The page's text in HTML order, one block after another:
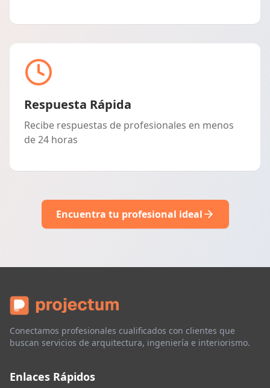
Respuesta Rápida
Recibe respuestas de profesionales en menos
de 24 horas
Encuentra tu profesional ideal
Conectamos profesionales cualificados con clientes que
buscan servicios de arquitectura, ingeniería e interiorismo.
Enlaces Rápidos